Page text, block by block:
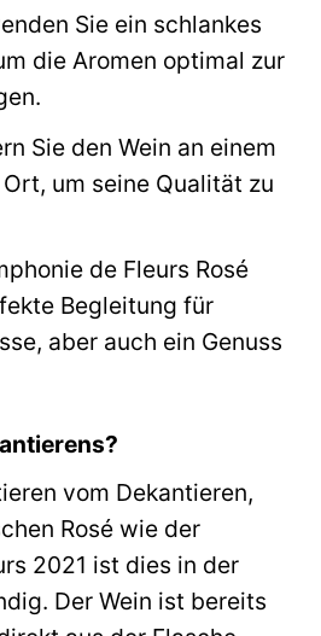
Sie ein schlankes
die Aromen optimal zur
Sie den Wein an einem
um seine Qualität zu
de Fleurs Rosé
Begleitung für
aber auch ein Genuss
vom Dekantieren,
Rosé wie der
2021 ist dies in der
Der Wein ist bereits